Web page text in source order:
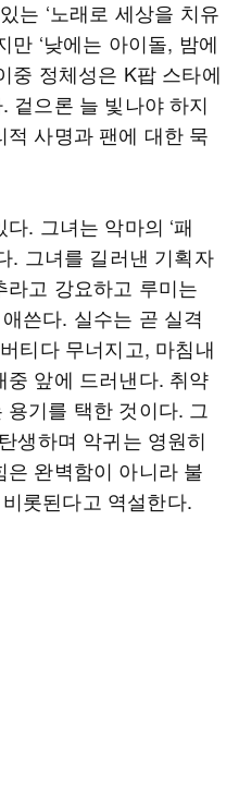
는 ‘노래로 세상을 치유
만 ‘낮에는 아이돌, 밤에
중 정체성은 K팝 스타에
겉으론 늘 빛나야 하지
사명과 팬에 대한 묵
. 그녀는 악마의 ‘패
. 그녀를 길러낸 기획자
고 강요하고 루미는
쓴다. 실수는 곧 실격
티다 무너지고, 마침내
앞에 드러낸다. 취약
기를 택한 것이다. 그
생하며 악귀는 영원히
완벽함이 아니라 불
롯된다고 역설한다.